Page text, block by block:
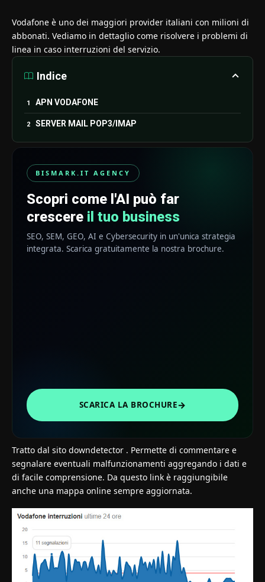
Vodafone è uno dei maggiori provider italiani con milioni di
abbonati. Vediamo in dettaglio come risolvere i problemi di
linea in caso interruzioni del servizio.
Indice
APN VODAFONE
SERVER MAIL POP3/IMAP
BISMARK.IT AGENCY
Scopri come l'AI può far
crescere il tuo business
SEO, SEM, GEO, AI e Cybersecurity in un'unica strategia
integrata. Scarica gratuitamente la nostra brochure.
SCARICA LA BROCHURE→
Tratto dal sito downdetector . Permette di commentare e
segnalare eventuali malfunzionamenti aggregando i dati e
di facile comprensione. Da questo link è raggiungibile
anche una mappa online sempre aggiornata.